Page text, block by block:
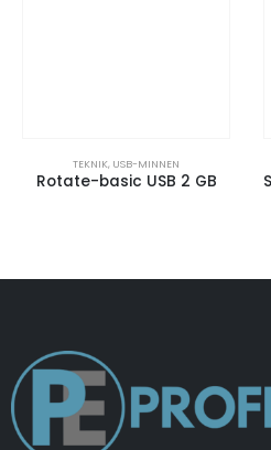
TEKNIK, USB-MINNEN
Rotate-basic USB 2 GB